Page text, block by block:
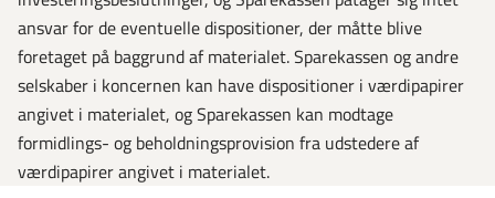
ansvar for de eventuelle dispositioner, der måtte blive
foretaget på baggrund af materialet. Sparekassen og andre
selskaber i koncernen kan have dispositioner i værdipapirer
angivet i materialet, og Sparekassen kan modtage
formidlings- og beholdningsprovision fra udstedere af
værdipapirer angivet i materialet.